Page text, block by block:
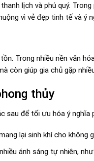
lịch và phú quý.
vì vẻ đẹp tinh tế và ý
Trong nhiều nền văn
còn giúp gia chủ gặp
thủy
sau để tối ưu hóa ý nghĩa
lại sinh khí cho không
ánh sáng tự nhiên,